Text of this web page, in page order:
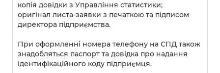
копія довідки з Управління статистики;
оригінал листа-заявки з печаткою та підписом
директора підприємства.
При оформленні номера телефону на СПД також
знадобляться паспорт та довідка про надання
ідентифікаційного коду підприємця.